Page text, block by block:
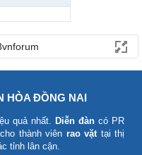
HÒA ĐỒNG NAI
quả nhất. Diễn đàn có PR
thành viên rao vặttại thị
tỉnh lân cận.